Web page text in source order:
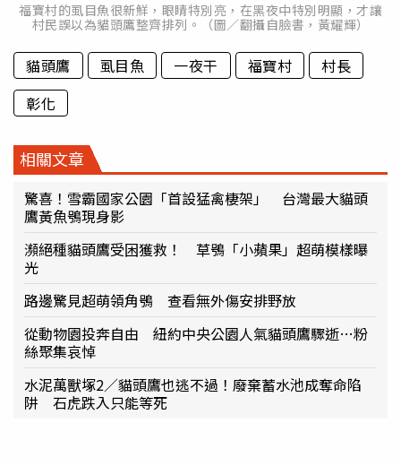
福寶村的虱目魚很新鮮，眼睛特別亮，在黑夜中特別明顯，才讓
村民誤以為貓頭鷹整齊排列。（圖／翻攝自臉書，黃耀輝）
貓頭鷹 虱目魚 一夜干 福寶村
村長
彰化
相關文章
驚喜！雪霸國家公園「首設猛禽棲架」 台灣最大貓頭
鷹黃魚鴞現身影
瀕絕種貓頭鷹受困獲救！ 草鴞「小蘋果」超萌模樣曝
光
路邊驚見超萌領角鴞 查看無外傷安排野放
從動物園投奔自由 紐約中央公園人氣貓頭鷹驟逝…粉
絲聚集哀悼
水泥萬獸塚2／貓頭鷹也逃不過！廢棄蓄水池成奪命陷
阱 石虎跌入只能等死